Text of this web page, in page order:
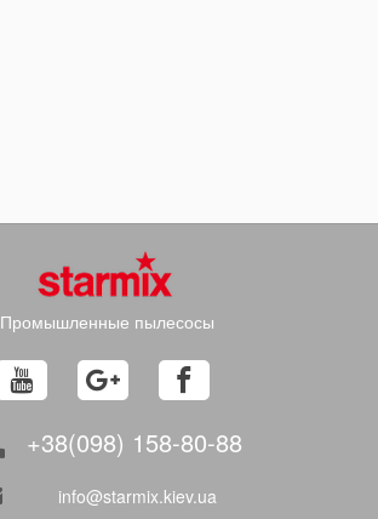
Промышленные пылесосы
+38(098) 158-80-88
info@starmix.kiev.ua